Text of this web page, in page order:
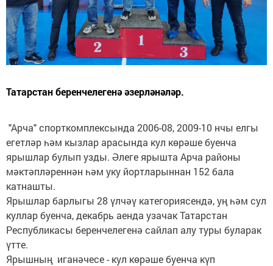
Татарстан беренчелегенә әзерләнәләр.
"Арча" спорткомплексында 2006-08, 2009-10 нчы елгы
егетләр һәм кызлар арасында кул көрәше буенча
ярышлар булып узды. Әлеге ярышта Арча районы
мәктәпләреннән һәм уку йортларыннан 152 бала
катнашты.
Ярышлар барлыгы 28 үлчәү категориясендә, уң һәм сул
куллар буенча, декабрь аенда узачак Татарстан
Республикасы беренчелегенә сайлап алу туры буларак
үтте.
Ярышның иганәчесе - кул көрәше буенча күп